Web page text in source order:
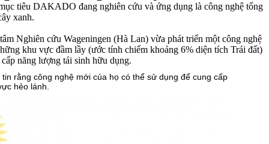
tiêu DAKADO đang nghiên cứu và ứng dụng là công nghệ tổng
xanh.
Nghiên cứu Wageningen (Hà Lan) vừa phát triển một công nghệ
khu vực đầm lầy (ước tính chiếm khoảng 6% diện tích Trái đất)
năng lượng tái sinh hữu dụng.
rằng công nghệ mới của họ có thể sử dụng để cung cấp
hẻo lánh.